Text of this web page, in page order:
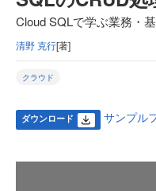
Cloud SQLで学ぶ業務・
清野 克行[著]
クラウド
ダウンロード サンプル